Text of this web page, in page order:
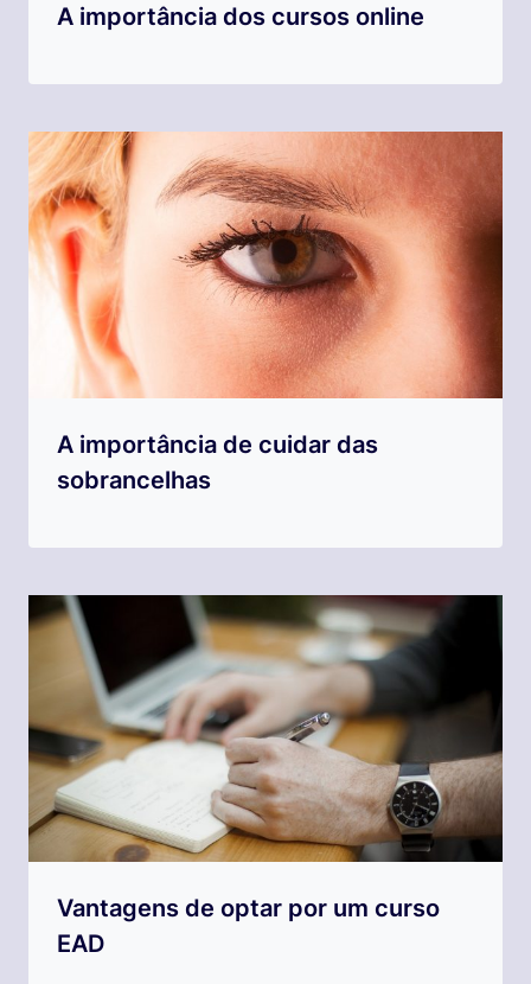
A importância dos cursos online
A importância de cuidar das
sobrancelhas
Vantagens de optar por um curso
EAD